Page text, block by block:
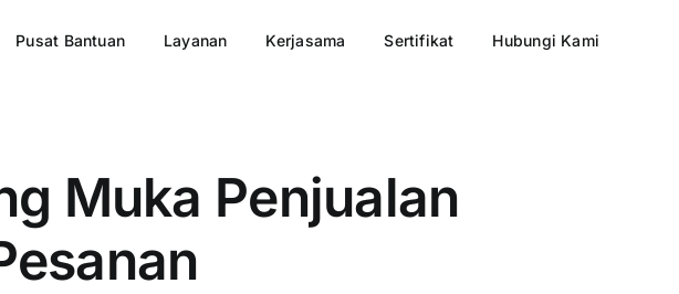
Pusat Bantuan Layanan Kerjasama Sertifikat Hubungi Kami
Muka Penjualan